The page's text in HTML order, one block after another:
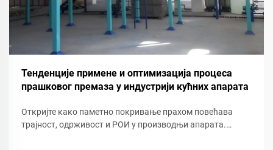
Тенденције примене и оптимизација процеса
прашковог премаза у индустрији кућних апарата
Откријте како паметно покривање прахом повећава
трајност, одрживост и РОИ у производњи апарата.